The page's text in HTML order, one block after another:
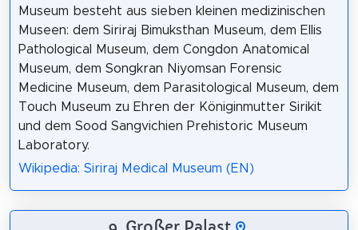
Museum besteht aus sieben kleinen medizinischen
Museen: dem Siriraj Bimuksthan Museum, dem Ellis
Pathological Museum, dem Congdon Anatomical
Museum, dem Songkran Niyomsan Forensic
Medicine Museum, dem Parasitological Museum, dem
Touch Museum zu Ehren der Königinmutter Sirikit
und dem Sood Sangvichien Prehistoric Museum
Laboratory.
Wikipedia: Siriraj Medical Museum (EN)